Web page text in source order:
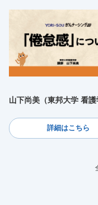
山下尚美（東邦大学 看護
詳細はこちら